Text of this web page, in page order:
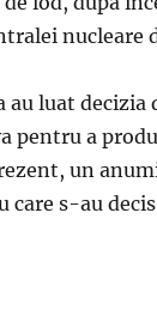
nucleare
luat decizia
pentru a
un
s-au